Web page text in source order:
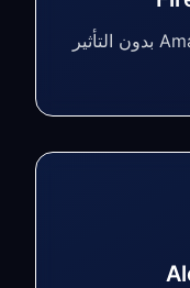
يعمل بسلاسة مع Amazon Fire OS بدون التأثير